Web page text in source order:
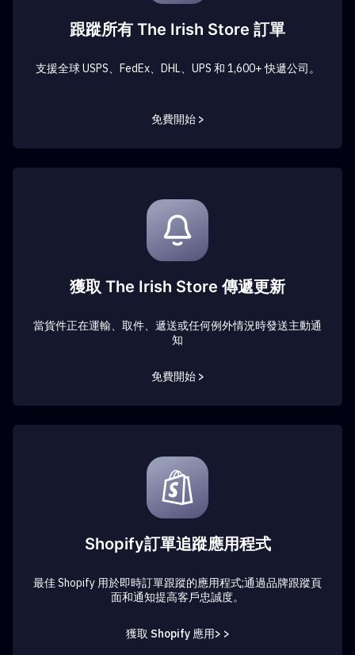
跟蹤所有 The Irish Store 訂單
支援全球 USPS、FedEx、DHL、UPS 和 1,600+ 快遞公司。
免費開始 >
獲取 The Irish Store 傳遞更新
當貨件正在運輸、取件、遞送或任何例外情況時發送主動通
知
免費開始 >
Shopify訂單追蹤應用程式
最佳 Shopify 用於即時訂單跟蹤的應用程式;通過品牌跟蹤頁
面和通知提高客戶忠誠度。
獲取 Shopify 應用> >